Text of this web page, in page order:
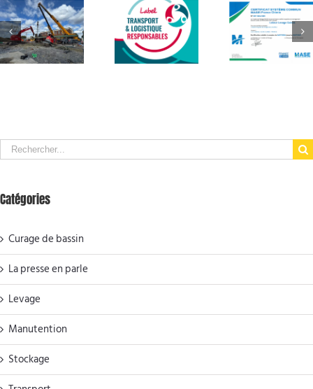
Label
Transport et
Logistique
Responsables
Notre
certification
MASE
renouvelée
voeux
Search
for:
Catégories
Curage de bassin
La presse en parle
Levage
Manutention
Stockage